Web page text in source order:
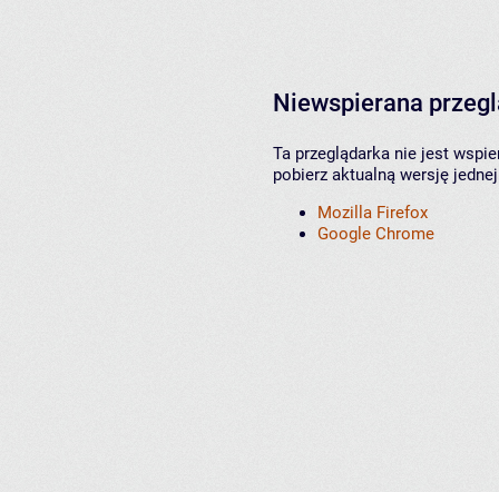
Niewspierana
Ta przeglądarka nie jest
pobierz aktualną wersję
Mozilla Firefox
Google Chrome